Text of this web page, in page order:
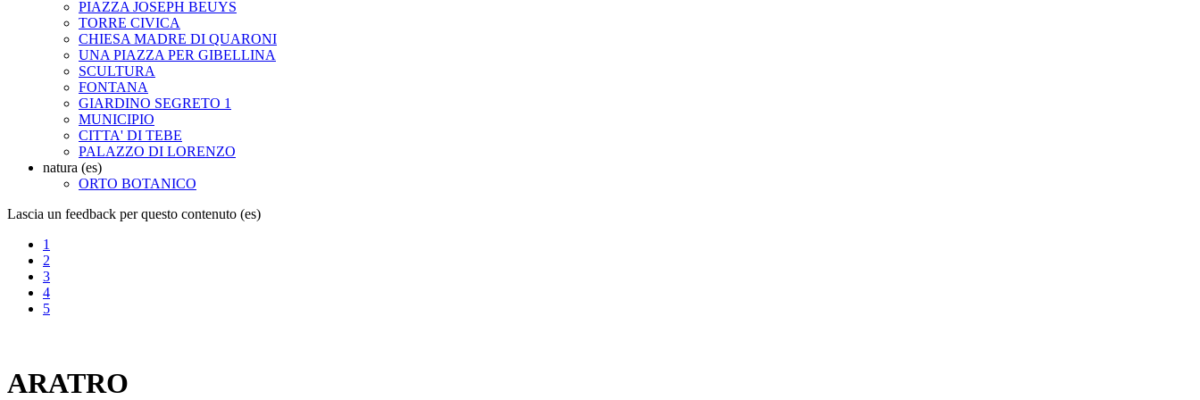
PIAZZA JOSEPH BEUYS
TORRE CIVICA
CHIESA MADRE DI QUARONI
UNA PIAZZA PER GIBELLINA
SCULTURA
FONTANA
GIARDINO SEGRETO 1
MUNICIPIO
CITTA' DI TEBE
PALAZZO DI LORENZO
natura (es)
ORTO BOTANICO
Lascia un feedback per questo contenuto (es)
1
2
3
4
5
ARATRO